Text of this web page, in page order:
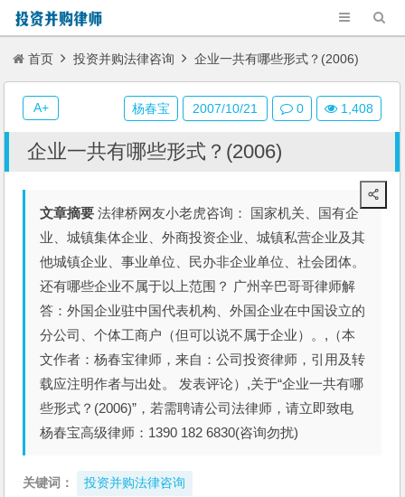
首页 投资并购法律咨询 企业一共有哪些形式？(2006)
企业一共有哪些形式？(2006)
文章摘要 法律桥网友小老虎咨询： 国家机关、国有企
业、城镇集体企业、外商投资企业、城镇私营企业及其
他城镇企业、事业单位、民办非企业单位、社会团体。
还有哪些企业不属于以上范围？ 广州辛巴哥哥律师解
答：外国企业驻中国代表机构、外国企业在中国设立的
分公司、个体工商户（但可以说不属于企业）。,（本
文作者：杨春宝律师，来自：公司投资律师，引用及转
载应注明作者与出处。 发表评论）,关于“企业一共有哪
些形式？(2006)”，若需聘请公司法律师，请立即致电
杨春宝高级律师：1390 182 6830(咨询勿扰)
关键词： 投资并购法律咨询
杨春宝 2007/10/21 0 1,408
A+